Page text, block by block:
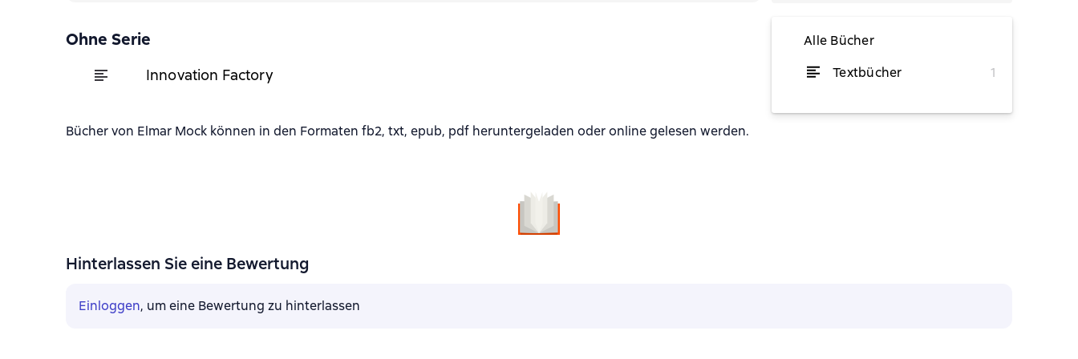
Alle Bücher
Textbücher
1
Ohne Serie
Innovation Factory von 29,99 €
Bücher von Elmar Mock können in den Formaten fb2, txt, epub, pdf heruntergeladen oder online gelesen werden.
Hinterlassen Sie eine Bewertung
Einloggen, um eine Bewertung zu hinterlassen